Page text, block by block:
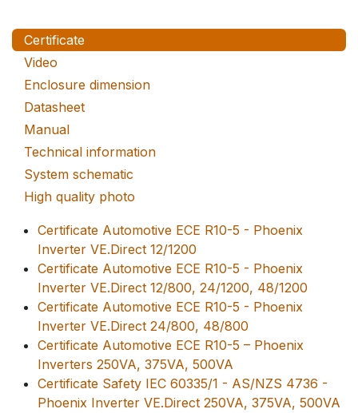
Certificate
Video
Enclosure dimension
Datasheet
Manual
Technical information
System schematic
High quality photo
Certificate Automotive ECE R10-5 - Phoenix
Inverter VE.Direct 12/1200
Certificate Automotive ECE R10-5 - Phoenix
Inverter VE.Direct 12/800, 24/1200, 48/1200
Certificate Automotive ECE R10-5 - Phoenix
Inverter VE.Direct 24/800, 48/800
Certificate Automotive ECE R10-5 – Phoenix
Inverters 250VA, 375VA, 500VA
Certificate Safety IEC 60335/1 - AS/NZS 4736 -
Phoenix Inverter VE.Direct 250VA, 375VA, 500VA